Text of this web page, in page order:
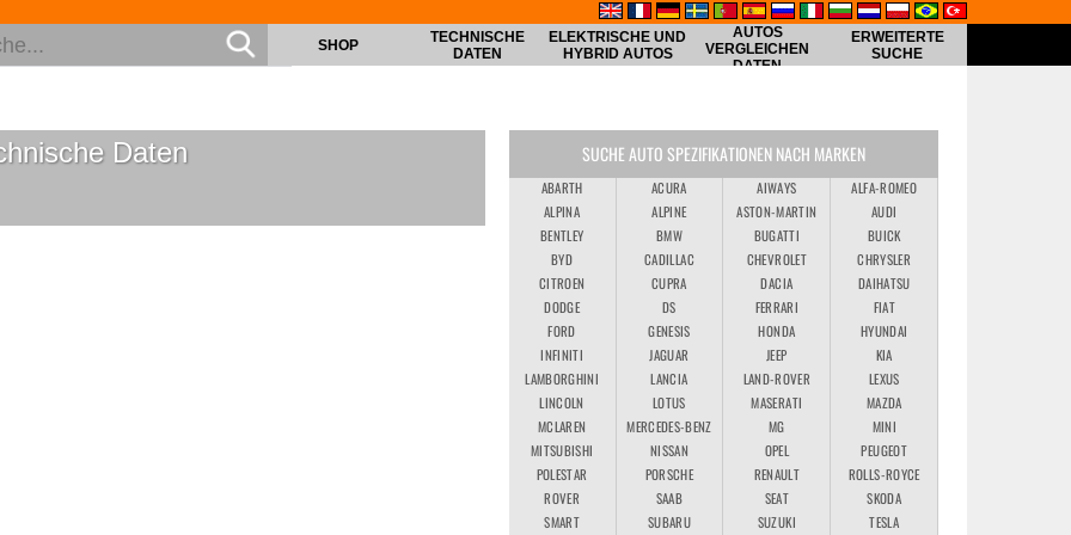
SHOP
TECHNISCHE
DATEN
ELEKTRISCHE UND
HYBRID AUTOS
AUTOS
VERGLEICHEN
DATEN
ERWEITERTE
SUCHE
Daten SUCHE AUTO SPEZIFIKATIONEN NACH MARKEN
ABARTH ACURA AIWAYS
ALFA-ROMEO
ALPINA
ALPINE ASTON-MARTIN
AUDI
BENTLEY
BMW BUGATTI
BUICK
BYD
CADILLAC CHEVROLET
CHRYSLER
CITROEN
CUPRA DACIA
DAIHATSU
DODGE
DS FERRARI
FIAT
FORD
GENESIS HONDA
HYUNDAI
INFINITI
JAGUAR JEEP
KIA
LAMBORGHINI
LANCIA LAND-ROVER
LEXUS
LINCOLN
LOTUS MASERATI
MAZDA
MCLAREN
MERCEDES-BENZ MG
MINI
MITSUBISHI
NISSAN OPEL
PEUGEOT
POLESTAR
PORSCHE RENAULT
ROLLS-ROYCE
ROVER
SAAB SEAT
SKODA
SMART
SUBARU SUZUKI
TESLA